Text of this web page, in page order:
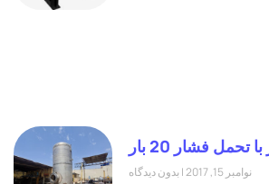
فشار 20 بار
نوامبر 15, 2017 بدون دیدگاه